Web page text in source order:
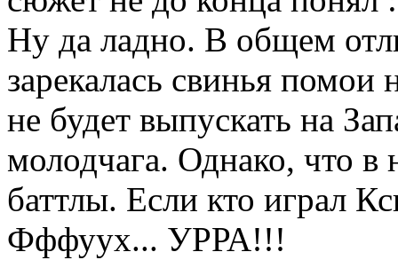
Ну да ладно. В общем
зарекалась свинья помои
не будет выпускать на
молодчага. Однако, что в
баттлы. Если кто играл
Фффуух... УРРА!!!